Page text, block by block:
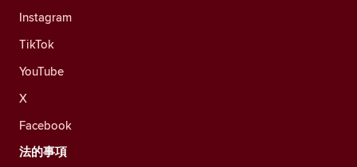
Instagram
TikTok
YouTube
X
Facebook
法的事項